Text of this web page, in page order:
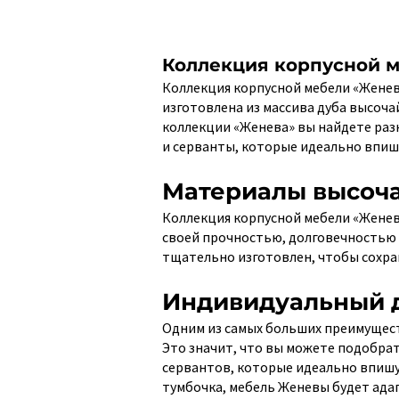
Коллекция корпусной
Коллекция корпусной мебели
изготовлена из массива дуба
коллекции «Женева» вы найдете
и серванты, которые идеально
Материалы
Коллекция корпусной мебели
своей прочностью,
тщательно изготовлен, чтобы
Индивидуальный
Одним из самых больших
Это значит, что вы можете
сервантов, которые идеально
тумбочка, мебель Женевы будет